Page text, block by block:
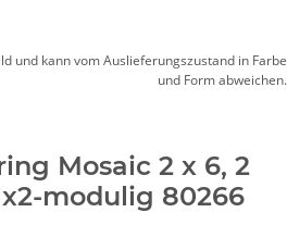
und kann vom Auslieferungszustand in Farbe
und Form abweichen.
Mosaic 2 x 6, 2
modulig 80266